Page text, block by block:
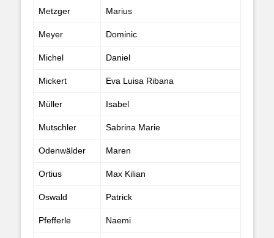
Metzger Marius
Meyer Dominic
Michel Daniel
Mickert Eva Luisa Ribana
Müller Isabel
Mutschler Sabrina Marie
Odenwälder Maren
Ortius Max Kilian
Oswald Patrick
Pfefferle Naemi